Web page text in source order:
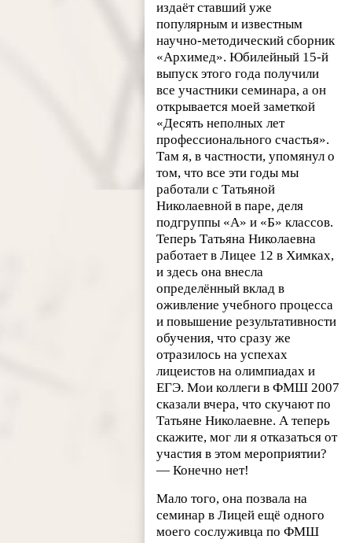
издаёт ставший уже
популярным и известным
научно-методический сборник
«Архимед». Юбилейный 15-й
выпуск этого года получили
все участники семинара, а он
открывается моей заметкой
«Десять неполных лет
профессионального счастья».
Там я, в частности, упомянул о
том, что все эти годы мы
работали с Татьяной
Николаевной в паре, деля
подгруппы «А» и «Б» классов.
Теперь Татьяна Николаевна
работает в Лицее 12 в Химках,
и здесь она внесла
определённый вклад в
оживление учебного процесса
и повышение результативности
обучения, что сразу же
отразилось на успехах
лицеистов на олимпиадах и
ЕГЭ. Мои коллеги в ФМШ 2007
сказали вчера, что скучают по
Татьяне Николаевне. А теперь
скажите, мог ли я отказаться от
участия в этом мероприятии?
— Конечно нет!
Мало того, она позвала на
семинар в Лицей ещё одного
моего сослуживца по ФМШ